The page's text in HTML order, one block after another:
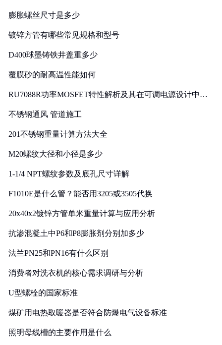
膨胀螺丝尺寸是多少
镀锌方管有哪些常见规格和型号
D400球墨铸铁井盖重多少
覆膜砂的耐高温性能如何
RU7088R功率MOSFET特性解析及其在可调电源设计中的
不锈钢通风 管道施工
201不锈钢重量计算方法大全
M20螺纹大径和小径是多少
1-1/4 NPT螺纹参数及底孔尺寸详解
F1010E是什么管？能否用3205或3505代换
20x40x2镀锌方管单米重量计算与应用分析
抗渗混凝土中P6和P8膨胀剂分别加多少
法兰PN25和PN16有什么区别
消费者对洗衣机的核心需求调研与分析
U型螺栓的国家标准
煤矿用电热取暖器是否符合防爆电气设备标准
照明母线槽的主要作用是什么